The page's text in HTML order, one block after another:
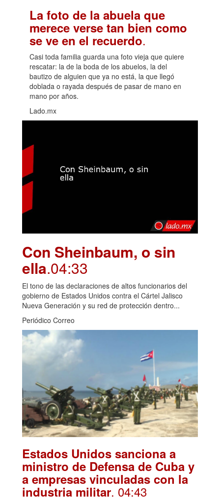
La foto de la abuela que
merece verse tan bien como
se ve en el recuerdo.
Casi toda familia guarda una foto vieja que quiere
rescatar: la de la boda de los abuelos, la del
bautizo de alguien que ya no está, la que llegó
doblada o rayada después de pasar de mano en
mano por años.
Lado.mx
Con Sheinbaum, o sin
ella.04:33
El tono de las declaraciones de altos funcionarios del
gobierno de Estados Unidos contra el Cártel Jalisco
Nueva Generación y su red de protección dentro...
Periódico Correo
Estados Unidos sanciona a
ministro de Defensa de Cuba y
a empresas vinculadas con la
industria militar. 04:43